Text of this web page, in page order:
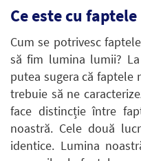
Ce este cu
Cum se potrivesc
să fim lumina lumii?
putea sugera că faptele
trebuie să ne
face distincție între
noastră. Cele două
identice. Lumina